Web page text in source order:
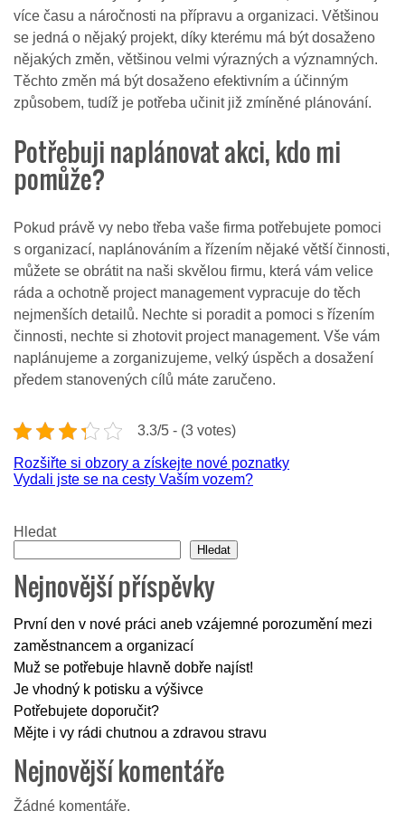
více času a náročnosti na přípravu a organizaci. Většinou
se jedná o nějaký projekt, díky kterému má být dosaženo
nějakých změn, většinou velmi výrazných a významných.
Těchto změn má být dosaženo efektivním a účinným
způsobem, tudíž je potřeba učinit již zmíněné plánování.
Potřebuji naplánovat akci, kdo mi
pomůže?
Pokud právě vy nebo třeba vaše firma potřebujete pomoci
s organizací, naplánováním a řízením nějaké větší činnosti,
můžete se obrátit na naši skvělou firmu, která vám velice
ráda a ochotně project managementvypracuje do těch
nejmenších detailů. Nechte si poradit a pomoci s řízením
činnosti, nechte si zhotovit project management. Vše vám
naplánujeme a zorganizujeme, velký úspěch a dosažení
předem stanovených cílů máte zaručeno.
3.3/5 - (3 votes)
Navigace
pro
příspěvek
Rozšiřte si obzory a získejte nové poznatky
Vydali jste se na cesty Vaším vozem?
Hledat
Hledat
Nejnovější příspěvky
První den v nové práci aneb vzájemné porozumění mezi
zaměstnancem a organizací
Muž se potřebuje hlavně dobře najíst!
Je vhodný k potisku a výšivce
Potřebujete doporučit?
Mějte i vy rádi chutnou a zdravou stravu
Nejnovější komentáře
Žádné komentáře.